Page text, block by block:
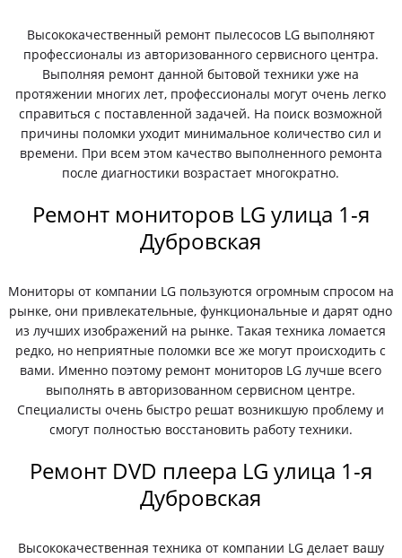
Высококачественный ремонт пылесосов LG выполняют
профессионалы из авторизованного сервисного центра.
Выполняя ремонт данной бытовой техники уже на
протяжении многих лет, профессионалы могут очень легко
справиться с поставленной задачей. На поиск возможной
причины поломки уходит минимальное количество сил и
времени. При всем этом качество выполненного ремонта
после диагностики возрастает многократно.
Ремонт мониторов LG улица 1-я
Дубровская
Мониторы от компании LG пользуются огромным спросом на
рынке, они привлекательные, функциональные и дарят одно
из лучших изображений на рынке. Такая техника ломается
редко, но неприятные поломки все же могут происходить с
вами. Именно поэтому ремонт мониторов LG лучше всего
выполнять в авторизованном сервисном центре.
Специалисты очень быстро решат возникшую проблему и
смогут полностью восстановить работу техники.
Ремонт DVD плеера LG улица 1-я
Дубровская
Высококачественная техника от компании LG делает вашу